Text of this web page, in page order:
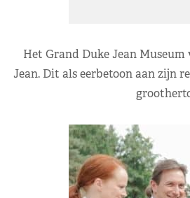
Het Grand Duke Jean
Jean. Dit als eerbetoon aan zijn